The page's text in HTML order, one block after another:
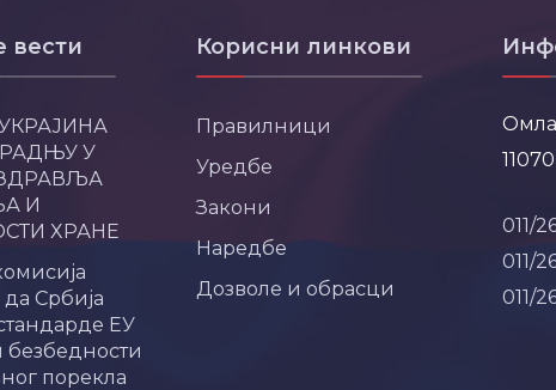
вести
У
И
ХРАНЕ
Србија
ЕУ
безбедности
порекла
Корисни линкови
Правилници
Уредбе
Закони
Наредбе
Дозволе и обрасци
011/
011/
011/